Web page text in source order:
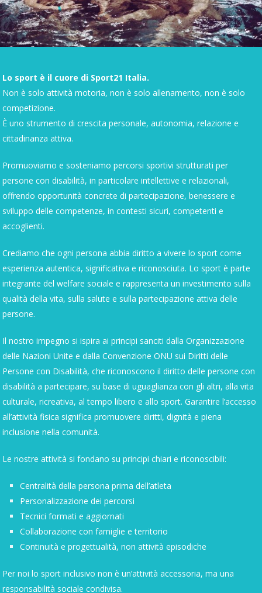
Lo sport è il cuore di Sport21 Italia.
Non è solo attività motoria, non è solo allenamento, non è solo
competizione.
È uno strumento di crescita personale, autonomia, relazione e
cittadinanza attiva.
Promuoviamo e sosteniamo percorsi sportivi strutturati per
persone con disabilità, in particolare intellettive e relazionali,
offrendo opportunità concrete di partecipazione, benessere e
sviluppo delle competenze, in contesti sicuri, competenti e
accoglienti.
Crediamo che ogni persona abbia diritto a vivere lo sport come
esperienza autentica, significativa e riconosciuta. Lo sport è parte
integrante del welfare sociale e rappresenta un investimento sulla
qualità della vita, sulla salute e sulla partecipazione attiva delle
persone.
Il nostro impegno si ispira ai principi sanciti dallaOrganizzazione
delle Nazioni Unite e dallaConvenzione ONU sui Diritti delle
Persone con Disabilità, che riconoscono il diritto delle persone con
disabilità a partecipare, su base di uguaglianza con gli altri, alla vita
culturale, ricreativa, al tempo libero e allo sport. Garantire l’accesso
all’attività fisica significa promuovere diritti, dignità e piena
inclusione nella comunità.
Le nostre attività si fondano su principi chiari e riconoscibili:
Centralità della persona prima dell’atleta
Personalizzazione dei percorsi
Tecnici formati e aggiornati
Collaborazione con famiglie e territorio
Continuità e progettualità, non attività episodiche
Per noi lo sport inclusivo non è un’attività accessoria, ma una
responsabilità sociale condivisa.